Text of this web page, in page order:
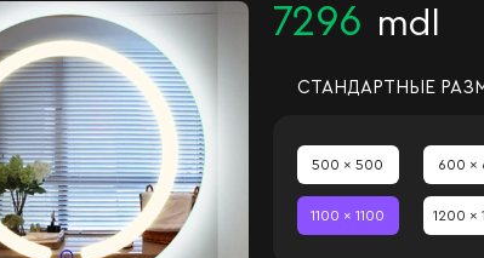
7296 mdl
СТАНДАРТНЫЕ
500 x 500 600 x
1100 x 1100 1200 x